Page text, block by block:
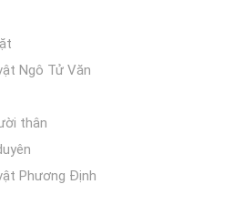
Ngô Tử Văn
thân
Phương Định